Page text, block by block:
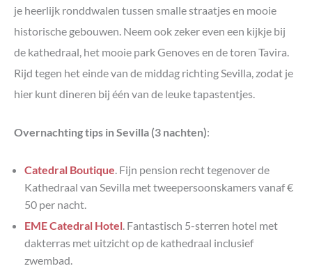
je heerlijk ronddwalen tussen smalle straatjes en mooie
historische gebouwen. Neem ook zeker even een kijkje bij
de kathedraal, het mooie park Genoves en de toren Tavira.
Rijd tegen het einde van de middag richting Sevilla, zodat je
hier kunt dineren bij één van de leuke tapastentjes.
Overnachting tips in Sevilla (3 nachten):
Catedral Boutique. Fijn pension recht tegenover de
Kathedraal van Sevilla met tweepersoonskamers vanaf €
50 per nacht.
EME Catedral Hotel. Fantastisch 5-sterren hotel met
dakterras met uitzicht op de kathedraal inclusief
zwembad.